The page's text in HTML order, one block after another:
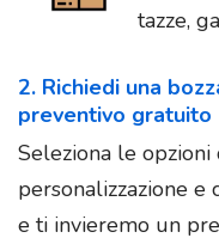
tazze,
2. Richiedi una
preventivo gratuito
Seleziona le opzioni
personalizzazione
e ti invieremo un